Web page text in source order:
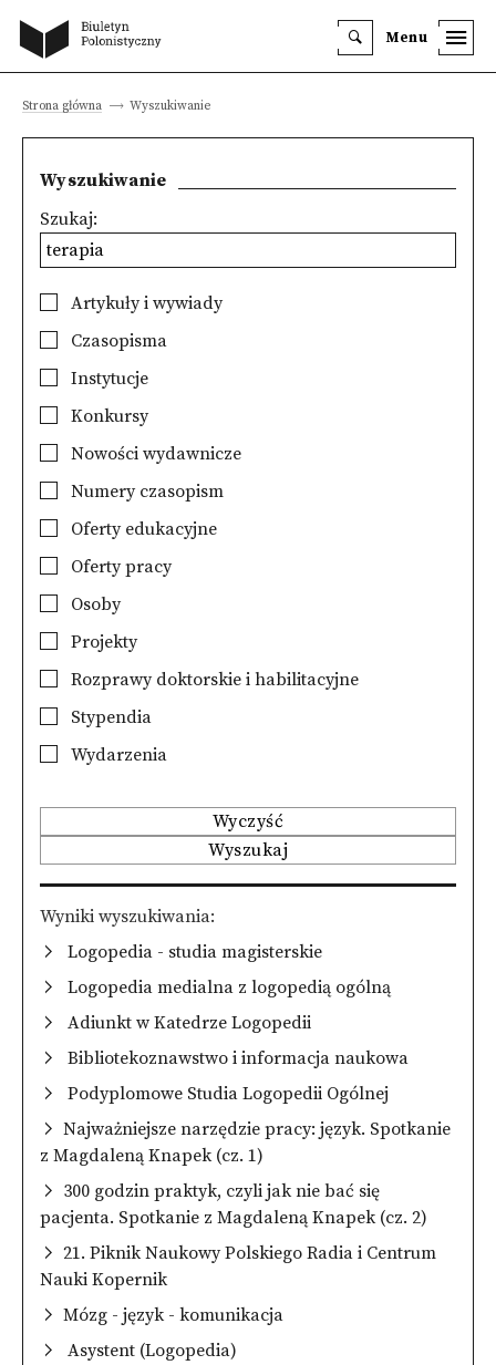
Menu
Strona główna Wyszukiwanie
Wyszukiwanie
Szukaj:
Artykuły i wywiady
Czasopisma
Instytucje
Konkursy
Nowości wydawnicze
Numery czasopism
Oferty edukacyjne
Oferty pracy
Osoby
Projekty
Rozprawy doktorskie i habilitacyjne
Stypendia
Wydarzenia
Wyczyść
Wyszukaj
Wyniki wyszukiwania
Logopedia - studia magisterskie
Logopedia medialna z logopedią ogólną
Adiunkt w Katedrze Logopedii
Bibliotekoznawstwo i informacja naukowa
Podyplomowe Studia Logopedii Ogólnej
Najważniejsze narzędzie pracy: język. Spotkanie
z Magdaleną Knapek (cz. 1)
300 godzin praktyk, czyli jak nie bać się
pacjenta. Spotkanie z Magdaleną Knapek (cz. 2)
21. Piknik Naukowy Polskiego Radia i Centrum
Nauki Kopernik
Mózg - język - komunikacja
Asystent (Logopedia)